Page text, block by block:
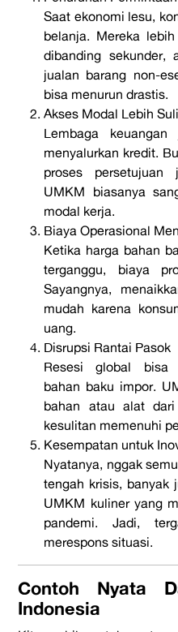
Saat ekonomi lesu,
belanja. Mereka
dibanding sekunder,
jualan barang non-
bisa menurun drastis.
Akses Modal Lebih
Lembaga
menyalurkan kredit.
proses
UMKM biasanya
modal kerja.
Biaya Operasional
Ketika harga bahan
terganggu, biaya
Sayangnya,
mudah karena
uang.
Disrupsi Rantai Pasok
Resesi global bisa
bahan baku impor.
bahan atau alat
kesulitan memenuhi
Kesempatan untuk
Nyatanya, nggak
tengah krisis, banyak
UMKM kuliner yang
pandemi. Jadi,
merespons situasi.
Contoh Nyata
Indonesia